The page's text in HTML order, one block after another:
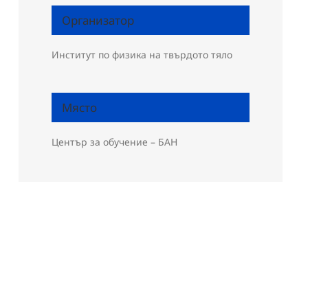
Организатор
Институт по физика на твърдото тяло
Място
Център за обучение – БАН